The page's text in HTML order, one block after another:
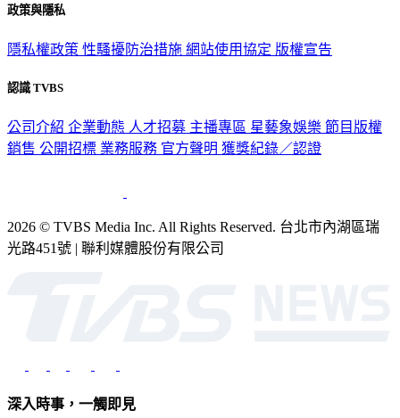
政策與隱私
隱私權政策 性騷擾防治措施 網站使用協定 版權宣告
認識 TVBS
公司介紹 企業動態 人才招募 主播專區 星藝象娛樂 節目版權
銷售 公開招標 業務服務 官方聲明 獲獎紀錄／認證
2026 © TVBS Media Inc. All Rights Reserved. 台北市內湖區瑞
光路451號 | 聯利媒體股份有限公司
深入時事，一觸即見